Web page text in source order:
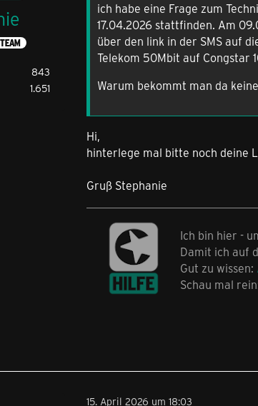
843
1.651
ich habe eine Frage zum
17.04.2026 stattfinden. Am
über den link in der SMS auf
Telekom 50Mbit auf Congstar
Warum bekommt man da
Hi,
hinterlege mal bitte noch deine
Gruß Stephanie
Ich bin hier -
Damit ich auf
Gut zu wissen:
Schau mal
15. April 2026 um 18:03